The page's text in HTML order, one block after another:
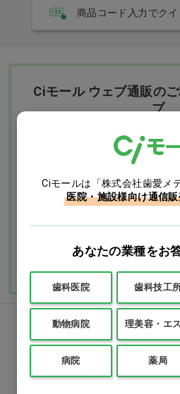
商品コード入力でク
Ciモール ウェブ通販の
プ
お支払いについて
返品・交換につい
よくあるご質問
FAXでの
0120-
Ciモールは「株式会社歯愛メ
医院・施設様向け通信
あなたの業種をお
歯科医院 歯科技工
動物病院 理美容・エ
病院 薬局